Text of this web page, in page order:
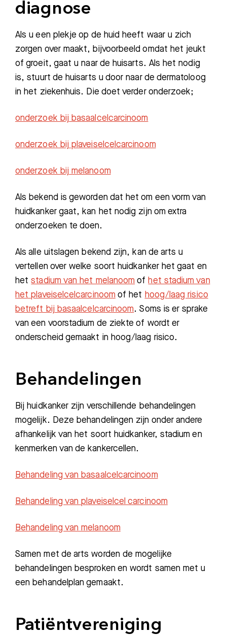
Zoeken
Bezoektijden
Afspraak maken
Afdelingen
diagnose
Als u een plekje op de huid heeft waar u zich
zorgen over maakt, bijvoorbeeld omdat het jeukt
of groeit, gaat u naar de huisarts. Als het nodig
is, stuurt de huisarts u door naar de dermatoloog
in het ziekenhuis. Die doet verder onderzoek;
onderzoek bij basaalcelcarcinoom
onderzoek bij plaveiselcelcarcinoom
onderzoek bij melanoom
Als bekend is geworden dat het om een vorm van
huidkanker gaat, kan het nodig zijn om extra
onderzoeken te doen.
Als alle uitslagen bekend zijn, kan de arts u
vertellen over welke soort huidkanker het gaat en
hetstadium van het melanoom of het stadium van
het plaveiselcelcarcinoom of het hoog/laag risico
betreft bij basaalcelcarcinoom. Soms is er sprake
van een voorstadium de ziekte of wordt er
onderscheid gemaakt in hoog/laag risico.
Behandelingen
Bij huidkanker zijn verschillende behandelingen
mogelijk. Deze behandelingen zijn onder andere
afhankelijk van het soort huidkanker, stadium en
kenmerken van de kankercellen.
Behandeling van basaalcelcarcinoom
Behandeling van plaveiselcel carcinoom
Behandeling van melanoom
Samen met de arts worden de mogelijke
behandelingen besproken en wordt samen met u
een behandelplan gemaakt.
Patiëntvereniging